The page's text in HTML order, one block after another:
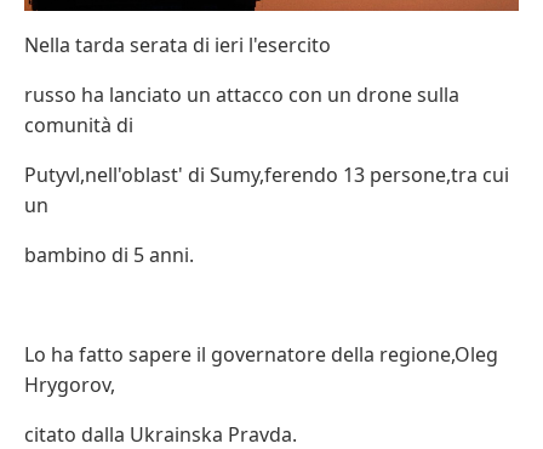
Nella tarda serata di ieri l'esercito
russo ha lanciato un attacco con un drone sulla
comunità di
Putyvl,nell'oblast' di Sumy,ferendo 13 persone,tra cui
un
bambino di 5 anni.
Lo ha fatto sapere il governatore della regione,Oleg
Hrygorov,
citato dalla Ukrainska Pravda.